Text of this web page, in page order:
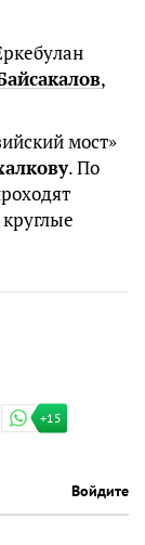
,
мост»
. По
+15
Войдите